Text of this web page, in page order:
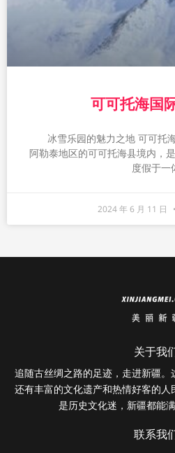
可可托海国
冰雪乐园的魅力之地 可可托
阿勒泰地区的可可托海县境内，
度假于一
2024 年 6 月 11 日
关于我
追随古丝绸之路的足迹，走进新疆。
还有丰富的文化遗产和热情好客的
是历史文化迷，新疆都能
联系我